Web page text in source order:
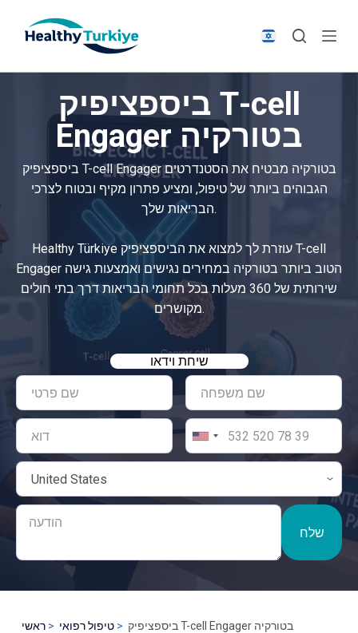
p
ביספציפיק T-cell
Engager בטורקיה
ביספציפיק T-cell Engager בטורקיה מבטיח את הסטנדרטים
הגבוהים ביותר של טיפול, ומציע פתרון מקיף ובטוח לצרכי
הבריאות שלך.
Healthy Türkiye עוזרת לך למצוא את הביספציפיק T-cell
Engager הטוב ביותר בטורקיה במחירים נגישים ואמצעות גישה
שירותית של 360 מעלות בכל תחומי הבריאות דרך בתי חולים
מקושרים.
שיחת וידאו
שלח
ראשי טיפול רפואי ביספציפיק T-cell Engager בטורקיה